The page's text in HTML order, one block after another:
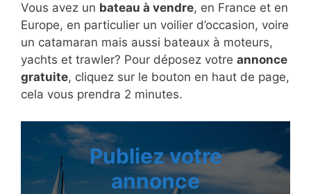
Vous avez un bateau à vendre, en France et en
Europe, en particulier un voilier d’occasion, voire
un catamaran mais aussi bateaux à moteurs,
yachts et trawler? Pour déposez votre annonce
gratuite, cliquez sur le bouton en haut de page,
cela vous prendra 2 minutes.
Publiez votre
annonce